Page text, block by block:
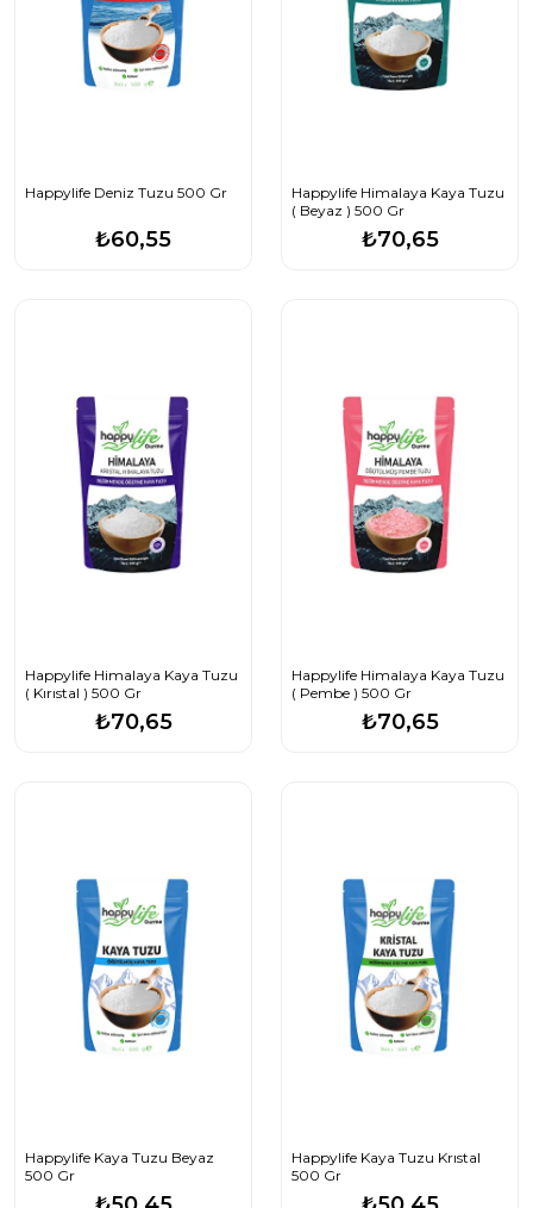
Happylife Deniz Tuzu 500 Gr
₺60,55
Happylife Himalaya Kaya Tuzu
( Beyaz ) 500 Gr
₺70,65
Happylife Himalaya Kaya Tuzu
( Kırıstal ) 500 Gr
₺70,65
Happylife Himalaya Kaya Tuzu
( Pembe ) 500 Gr
₺70,65
Happylife Kaya Tuzu Beyaz
500 Gr
Happylife Kaya Tuzu Krıstal
500 Gr